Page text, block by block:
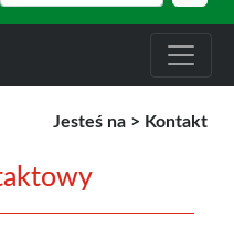
Jesteś na > Kontakt